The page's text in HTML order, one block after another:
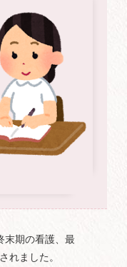
末期の看護、最
れました。